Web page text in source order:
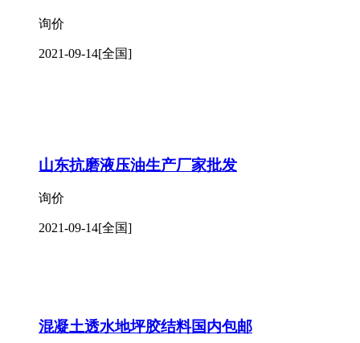
询价
2021-09-14[全国]
山东抗磨液压油生产厂家批发
询价
2021-09-14[全国]
混凝土透水地坪胶结料国内包邮